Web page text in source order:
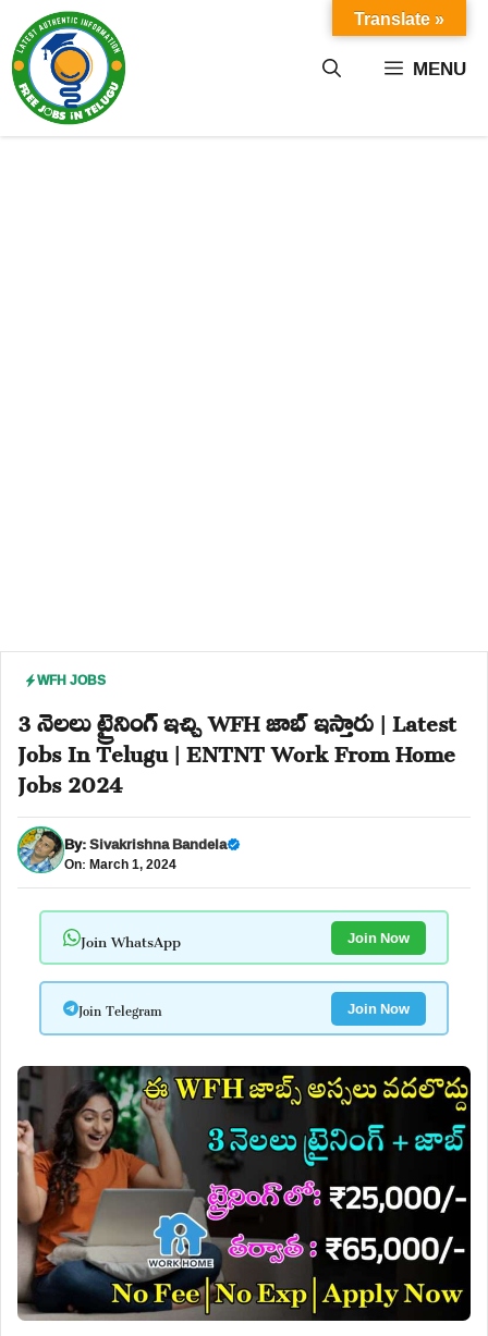
content MENU
WFH JOBS
3 నెలలు ట్రైనింగ్ ఇచ్చి WFH జాబ్ ఇస్తారు | Latest
Jobs In Telugu | ENTNT Work From Home
Jobs 2024
By:Sivakrishna Bandela
On: March 1, 2024
Join WhatsApp Join Now
Join Telegram Join Now
Translate »